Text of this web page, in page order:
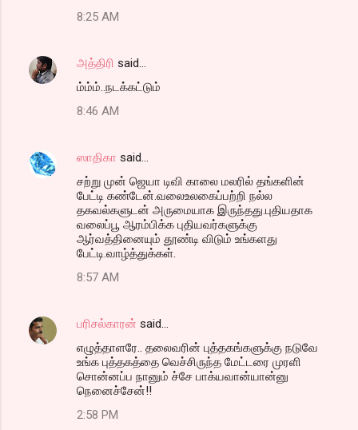
8:25 AM
அத்திரி said…
ம்ம்ம்..நடக்கட்டும்
8:46 AM
ஸாதிகா said…
சற்று முன் ஜெயா டிவி காலை மலரில் தங்களின்
பேட்டி கண்டேன்.வலைஉலகைப்பற்றி நல்ல
தகவல்களுடன் அருமையாக இருந்தது.புதியதாக
வலைப்பூ ஆரம்பிக்க புதியவர்களுக்கு
ஆர்வத்தினையும் தூண்டி விடும் உங்களது
பேட்டி.வாழ்த்துக்கள்.
8:57 AM
பரிசல்காரன் said…
எழுத்தாளரே.. தலைவரின் புத்தகங்களுக்கு நடுவே
உங்க புத்தகத்தை வெச்சிருந்த மேட்டரை முரளி
சொன்னப்ப நானும் ச்சே பாக்யவான்யான்னு
நெனைச்சேன்!!
2:58 PM